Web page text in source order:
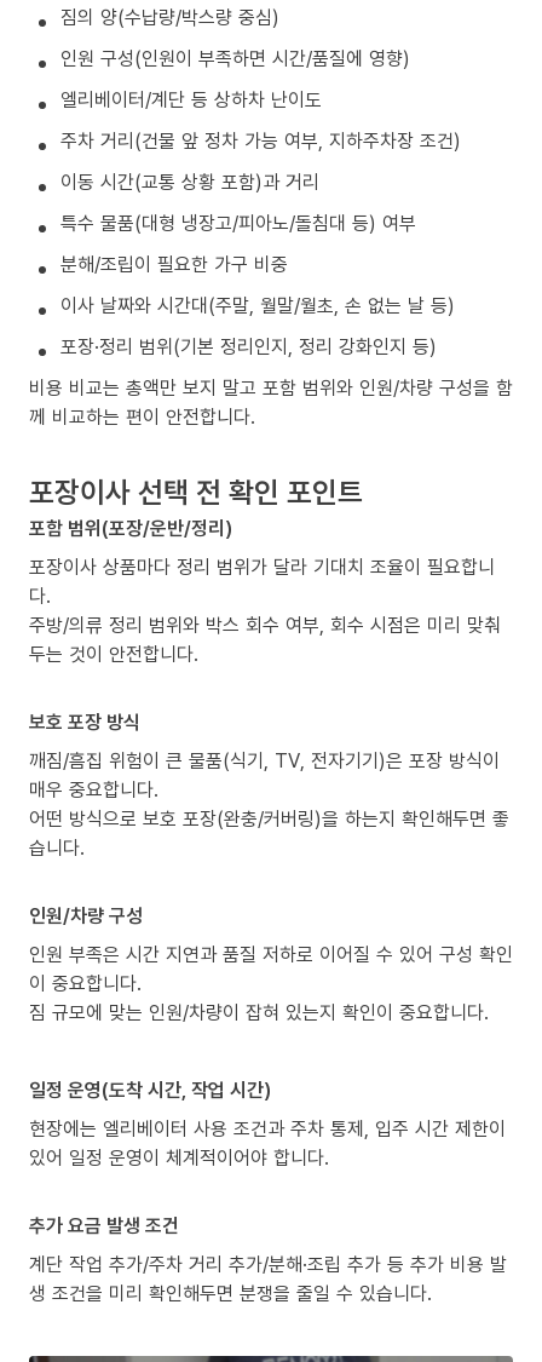
짐의 양(수납량/박스량 중심)
인원 구성(인원이 부족하면 시간/품질에 영향)
엘리베이터/계단 등 상하차 난이도
주차 거리(건물 앞 정차 가능 여부, 지하주차장 조건)
이동 시간(교통 상황 포함)과 거리
특수 물품(대형 냉장고/피아노/돌침대 등) 여부
분해/조립이 필요한 가구 비중
이사 날짜와 시간대(주말, 월말/월초, 손 없는 날 등)
포장·정리 범위(기본 정리인지, 정리 강화인지 등)
비용 비교는 총액만 보지 말고 포함 범위와 인원/차량 구성을 함
께 비교하는 편이 안전합니다.
포장이사 선택 전 확인 포인트
포함 범위(포장/운반/정리)
포장이사 상품마다 정리 범위가 달라 기대치 조율이 필요합니
다.
주방/의류 정리 범위와 박스 회수 여부, 회수 시점은 미리 맞춰
두는 것이 안전합니다.
보호 포장 방식
깨짐/흠집 위험이 큰 물품(식기, TV, 전자기기)은 포장 방식이
매우 중요합니다.
어떤 방식으로 보호 포장(완충/커버링)을 하는지 확인해두면 좋
습니다.
인원/차량 구성
인원 부족은 시간 지연과 품질 저하로 이어질 수 있어 구성 확인
이 중요합니다.
짐 규모에 맞는 인원/차량이 잡혀 있는지 확인이 중요합니다.
일정 운영(도착 시간, 작업 시간)
현장에는 엘리베이터 사용 조건과 주차 통제, 입주 시간 제한이
있어 일정 운영이 체계적이어야 합니다.
추가 요금 발생 조건
계단 작업 추가/주차 거리 추가/분해·조립 추가 등 추가 비용 발
생 조건을 미리 확인해두면 분쟁을 줄일 수 있습니다.